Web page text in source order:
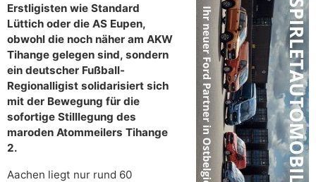
Erstligisten wie Standard
Lüttich oder die AS Eupen,
obwohl die noch näher am AKW
Tihange gelegen sind, sondern
ein deutscher Fußball-
Regionalligist solidarisiert sich
mit der Bewegung für die
sofortige Stilllegung des
maroden Atommeilers Tihange
2.
Aachen liegt nur rund 60